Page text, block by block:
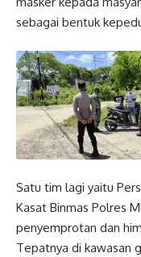
sebagai bentuk
Satu tim lagi yaitu
Kasat Binmas Polres
penyemprotan dan
Tepatnya di kawasan